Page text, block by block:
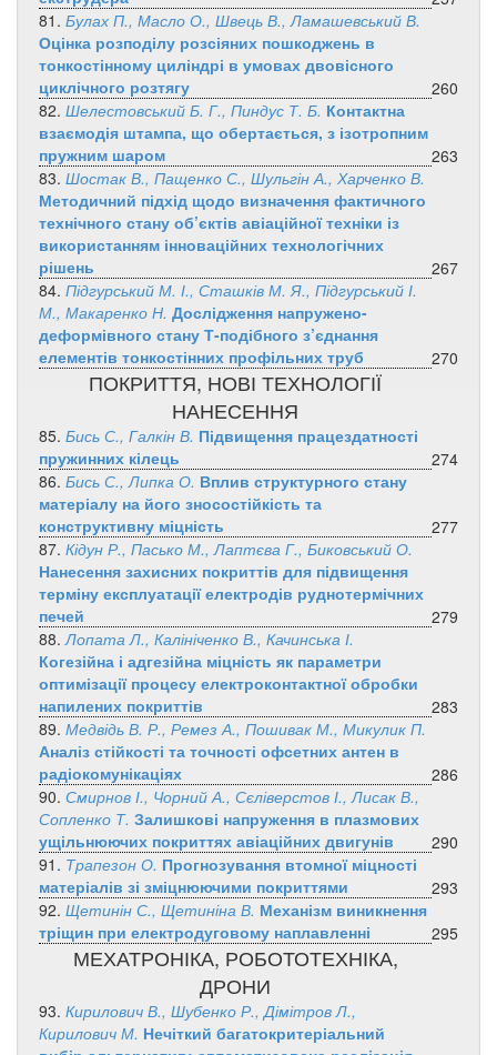
81. Булах П., Масло О., Швець В., Ламашевський В.
Оцінка розподілу розсіяних пошкоджень в
тонкостінному циліндрі в умовах двовісного
циклічного розтягу
260
82. Шелестовський Б. Г., Пиндус Т. Б. Контактна
взаємодія штампа, що обертається, з ізотропним
пружним шаром
263
83. Шостак В., Пащенко С., Шульгін А., Харченко В.
Методичний підхід щодо визначення фактичного
технічного стану об’єктів авіаційної техніки із
використанням інноваційних технологічних
рішень
267
84. Підгурський М. І., Сташків М. Я., Підгурський І.
М., Макаренко Н. Дослідження напружено-
деформівного стану Т-подібного з’єднання
елементів тонкостінних профільних труб
270
ПОКРИТТЯ, НОВІ ТЕХНОЛОГІЇ
НАНЕСЕННЯ
85. Бись С., Галкін В. Підвищення працездатності
пружинних кілець
274
86. Бись С., Липка О. Вплив структурного стану
матеріалу на його зносостійкість та
конструктивну міцність
277
87. Кідун Р., Пасько М., Лаптєва Г., Биковський О.
Нанесення захисних покриттів для підвищення
терміну експлуатації електродів руднотермічних
печей
279
88.Лопата Л., Калініченко В., Качинська І.
Когезійна і адгезійна міцність як параметри
оптимізації процесу електроконтактної обробки
напилених покриттів
283
89. Медвідь В. Р., Ремез А., Пошивак М., Микулик П.
Аналіз стійкості та точності офсетних антен в
радіокомунікаціях
286
90. Смирнов І., Чорний А., Сєліверстов І., Лисак В.,
Сопленко Т. Залишкові напруження в плазмових
ущільнюючих покриттях авіаційних двигунів
290
91. Трапезон О. Прогнозування втомної міцності
матеріалів зі зміцнюючими покриттями
293
92. Щетинін С., Щетиніна В. Механізм виникнення
тріщин при електродуговому наплавленні
295
МЕХАТРОНІКА, РОБОТОТЕХНІКА,
ДРОНИ
93. Кирилович В., Шубенко Р., Дімітров Л.,
Кирилович М. Нечіткий багатокритеріальний